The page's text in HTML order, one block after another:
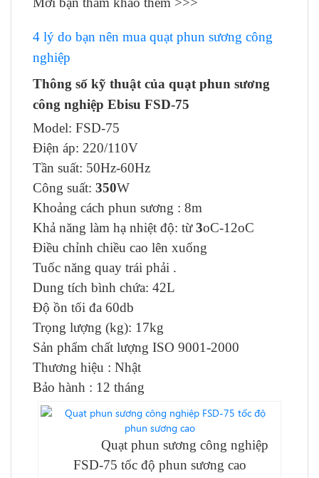
4 lý do bạn nên mua quạt phun sương công
nghiệp
Thông số kỹ thuật của quạt phun sương
công nghiệp Ebisu FSD-75
Model: FSD-75
Điện áp: 220/110V
Tần suất: 50Hz-60Hz
Công suất: 350W
Khoảng cách phun sương : 8m
Khả năng làm hạ nhiệt độ: từ3oC-12oC
Điều chỉnh chiều cao lên xuống
Tuốc năng quay trái phải .
Dung tích bình chứa: 42L
Độ ồn tối đa 60db
Trọng lượng (kg): 17kg
Sản phẩm chất lượng ISO 9001-2000
Thương hiệu : Nhật
Bảo hành : 12 tháng
Quạt phun sương công nghiệp
FSD-75 tốc độ phun sương cao